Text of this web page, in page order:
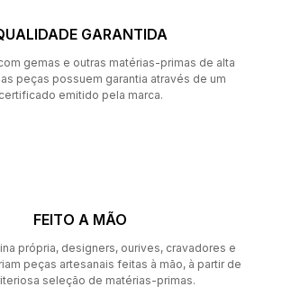
GARANTIDA
gemas e outras matérias-primas de alta
peças possuem garantia através de um
certificado emitido pela marca.
FEITO A MÃO
própria, designers, ourives, cravadores e
peças artesanais feitas à mão, à partir de
seleção de matérias-primas.